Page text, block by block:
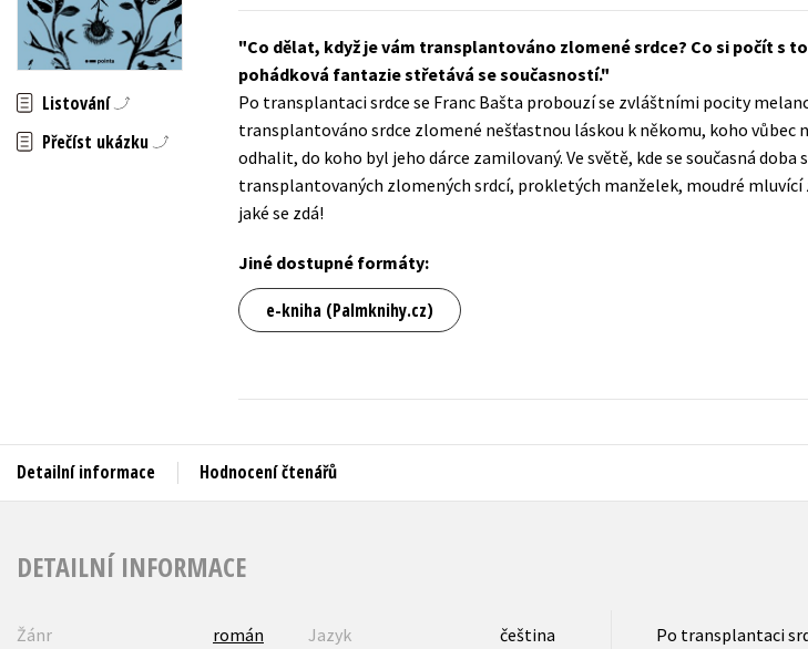
Auto - moto
Beletrie pro děti
Beletrie pro dospělé
Byznys a ekonomie
Jazyky
Kalendáře
Kariéra a osobní rozvoj
Komiks
Populárně - naučná pro dospělé
Populárně - naučné pro děti
Předškoláci
Příroda a zahrada
Listování
Přečíst ukázku
Co dělat, když je vám transplantováno zlomené srdce? Co si počít s
pohádková fantazie střetává se současností.
Po transplantaci srdce se Franc Bašta probouzí se zvláštními pocity
transplantováno srdce zlomené nešťastnou láskou k někomu, koho vůbec
odhalit, do koho byl jeho dárce zamilovaný. Ve světě, kde se současná
transplantovaných zlomených srdcí, prokletých manželek, moudré mluvící
jaké se zdá!
Jiné dostupné formáty:
e-kniha (Palmknihy.cz)
Detailní informace Hodnocení čtenářů
DETAILNÍ INFORMACE
Žánr román Jazyk čeština
Po transplantaci